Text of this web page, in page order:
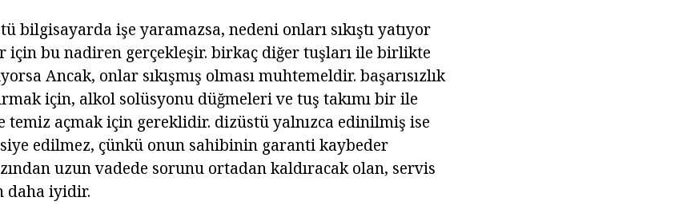
bilgisayarda işe yaramazsa, nedeni onları sıkıştı yatıyor
için bu nadiren gerçekleşir. birkaç diğer tuşları ile birlikte
Ancak, onlar sıkışmış olması muhtemeldir. başarısızlık
için, alkol solüsyonu düğmeleri ve tuş takımı bir ile
temiz açmak için gereklidir. dizüstü yalnızca edinilmiş ise
edilmez, çünkü onun sahibinin garanti kaybeder
uzun vadede sorunu ortadan kaldıracak olan, servis
daha iyidir.